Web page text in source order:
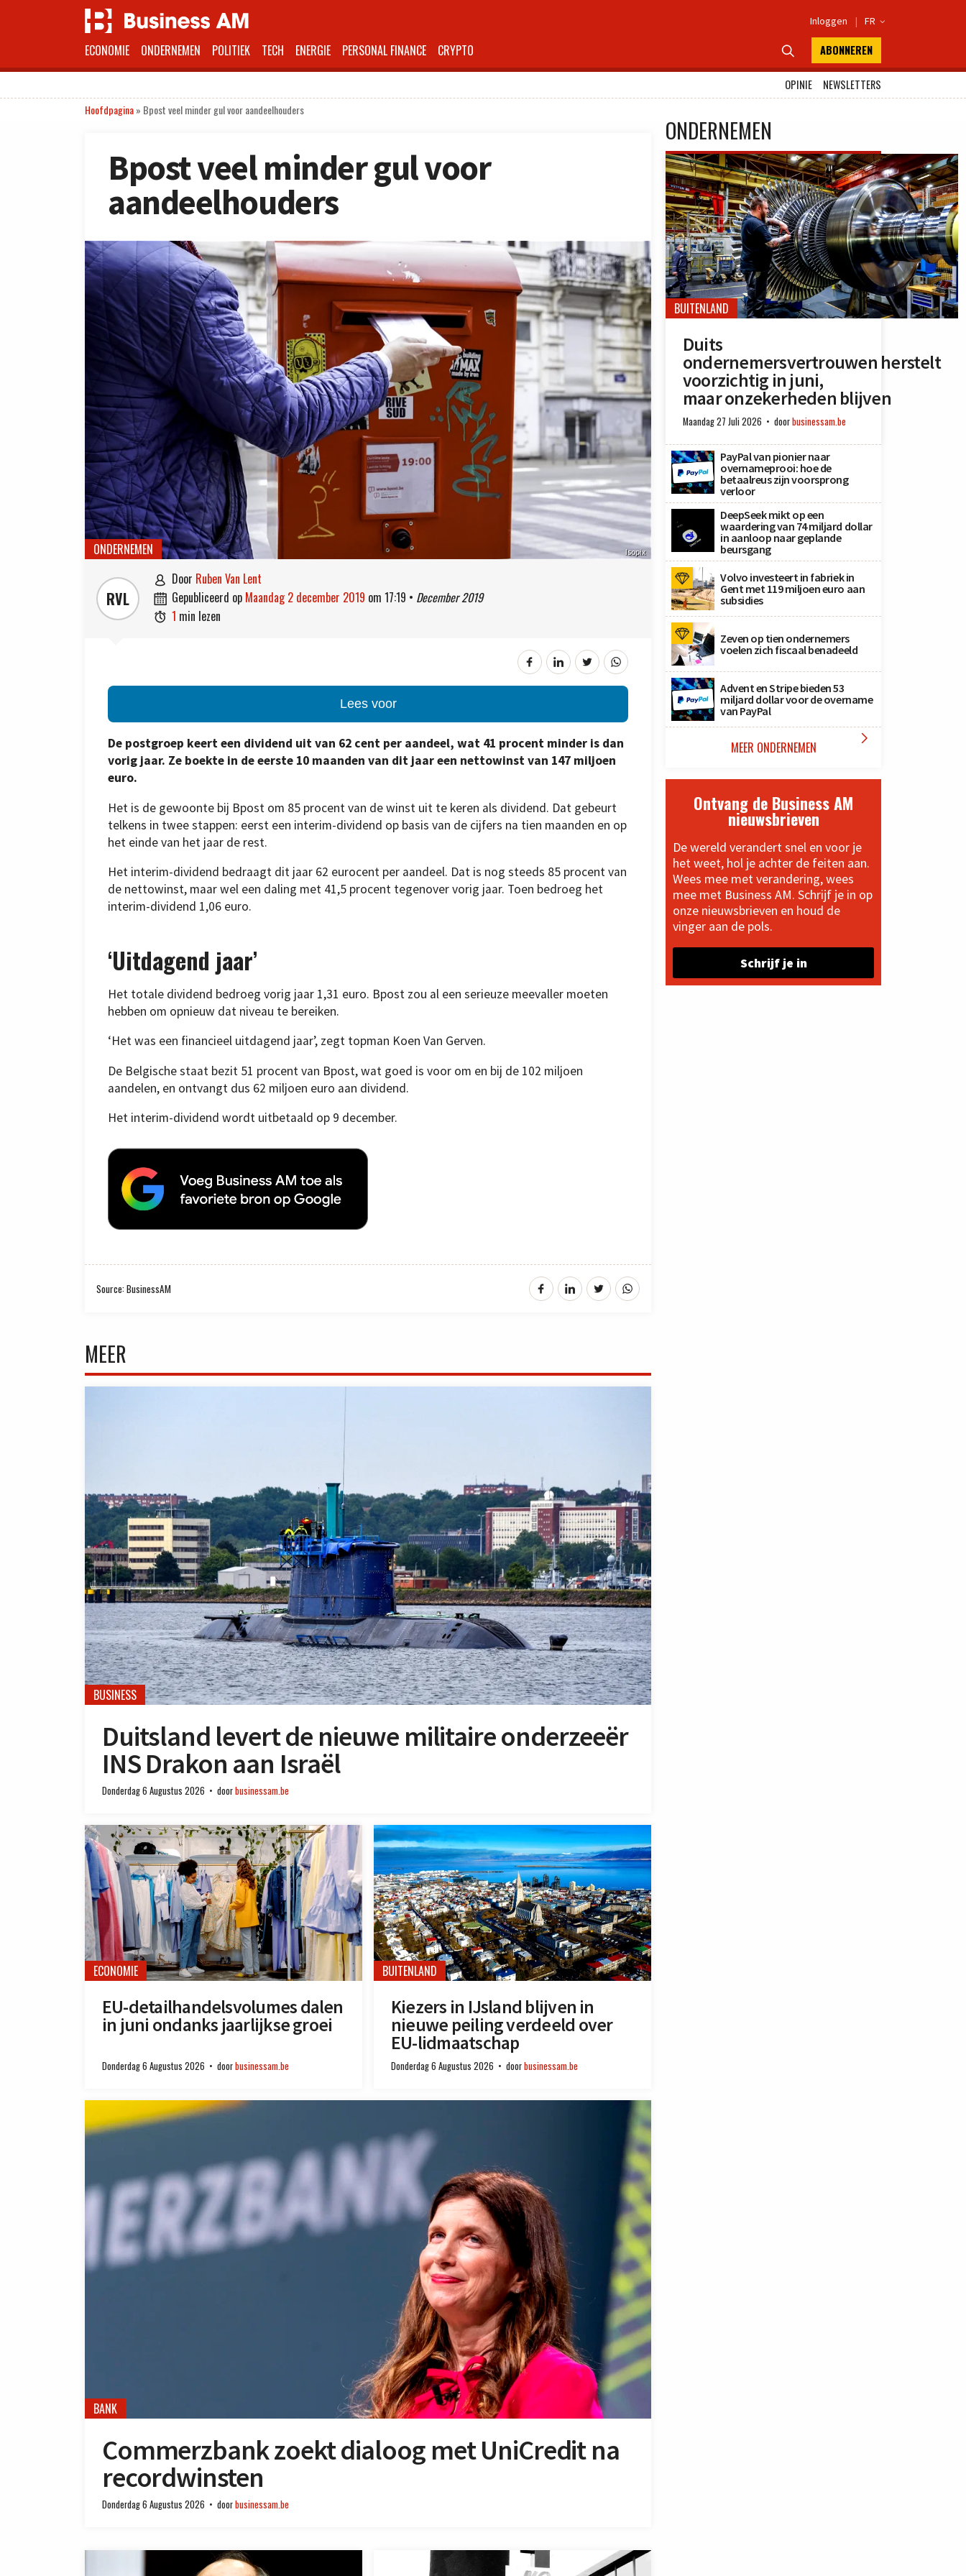
Inloggen | FR 
ECONOMIE ONDERNEMEN POLITIEK TECH ENERGIE PERSONAL FINANCE CRYPTO  ABONNEREN
OPINIE
NEWSLETTERS
Hoofdpagina» Bpost veel minder gul voor aandeelhouders
Bpost veel minder gul voor
aandeelhouders
Isopix
ONDERNEMEN
RVL
 door Ruben Van Lent
 gepubliceerd op maandag 2 december 2019 om 17:19 • December 2019
 1 min lezen
Lees voor
De postgroep keert een dividend uit van 62 cent per aandeel, wat 41 procent minder is dan
vorig jaar. Ze boekte in de eerste 10 maanden van dit jaar een nettowinst van 147 miljoen
euro.
Het is de gewoonte bij Bpost om 85 procent van de winst uit te keren als dividend. Dat gebeurt
telkens in twee stappen: eerst een interim-dividend op basis van de cijfers na tien maanden en op
het einde van het jaar de rest.
Het interim-dividend bedraagt dit jaar 62 eurocent per aandeel. Dat is nog steeds 85 procent van
de nettowinst, maar wel een daling met 41,5 procent tegenover vorig jaar. Toen bedroeg het
interim-dividend 1,06 euro.
‘Uitdagend jaar’
Het totale dividend bedroeg vorig jaar 1,31 euro. Bpost zou al een serieuze meevaller moeten
hebben om opnieuw dat niveau te bereiken.
‘Het was een financieel uitdagend jaar’, zegt topman Koen Van Gerven.
De Belgische staat bezit 51 procent van Bpost, wat goed is voor om en bij de 102 miljoen
aandelen, en ontvangt dus 62 miljoen euro aan dividend.
Het interim-dividend wordt uitbetaald op 9 december.
Source: BusinessAM
MEER
BUSINESS
Duitsland levert de nieuwe militaire onderzeeër
INS Drakon aan Israël
Donderdag 6 Augustus 2026 doorbusinessam.be
ECONOMIE
EU-detailhandelsvolumes dalen
in juni ondanks jaarlijkse groei
Donderdag 6 Augustus 2026 doorbusinessam.be
BUITENLAND
Kiezers in IJsland blijven in
nieuwe peiling verdeeld over
EU-lidmaatschap
Donderdag 6 Augustus 2026 doorbusinessam.be
BANK
Commerzbank zoekt dialoog met UniCredit na
recordwinsten
Donderdag 6 Augustus 2026 doorbusinessam.be
ONDERNEMEN
BUITENLAND
Duits
ondernemersvertrouwen herstelt
voorzichtig in juni,
maar onzekerheden blijven
Maandag 27 Juli 2026 doorbusinessam.be
PayPal van pionier naar
overnameprooi: hoe de
betaalreus zijn voorsprong
verloor
DeepSeek mikt op een
waardering van 74 miljard dollar
in aanloop naar geplande
beursgang
Volvo investeert in fabriek in
Gent met 119 miljoen euro aan
subsidies
Zeven op tien ondernemers
voelen zich fiscaal benadeeld
Advent en Stripe bieden 53
miljard dollar voor de overname
van PayPal
MEER ONDERNEMEN 
Ontvang de Business AM
nieuwsbrieven
De wereld verandert snel en voor je
het weet, hol je achter de feiten aan.
Wees mee met verandering, wees
mee met Business AM. Schrijf je in op
onze nieuwsbrieven en houd de
vinger aan de pols.
Schrijf je in